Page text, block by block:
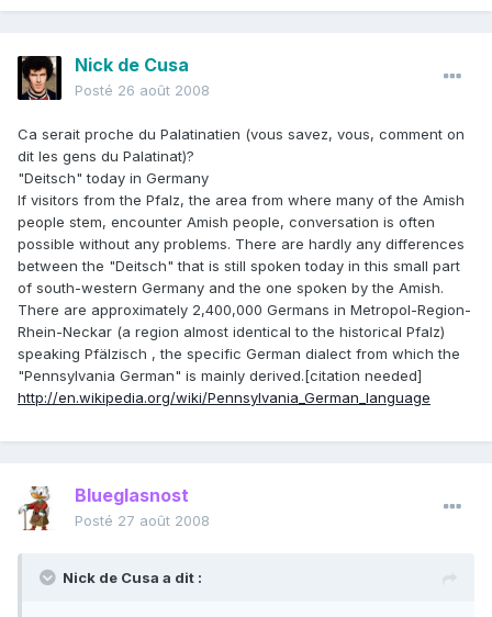
Nick de Cusa
Posté 26 août 2008
Ca serait proche du Palatinatien (vous savez, vous, comment on
dit les gens du Palatinat)?
"Deitsch" today in Germany
If visitors from the Pfalz, the area from where many of the Amish
people stem, encounter Amish people, conversation is often
possible without any problems. There are hardly any differences
between the "Deitsch" that is still spoken today in this small part
of south-western Germany and the one spoken by the Amish.
There are approximately 2,400,000 Germans in Metropol-Region-
Rhein-Neckar (a region almost identical to the historical Pfalz)
speaking Pfälzisch , the specific German dialect from which the
"Pennsylvania German" is mainly derived.[citation needed]
http://en.wikipedia.org/wiki/Pennsylvania_German_language
Blueglasnost
Posté 27 août 2008
Nick de Cusa a dit :